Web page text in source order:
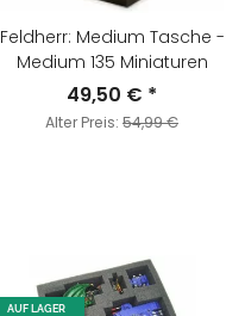
Feldherr: Medium Tasche -
Medium 135 Miniaturen
49,50 € *
Alter Preis: 54,99 €
AUF LAGER